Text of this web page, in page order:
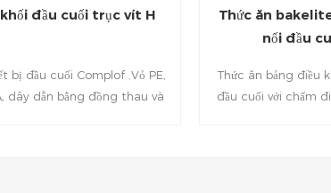
đầu cuối trục vít H
bị đầu cuối Complof .Vỏ PE,
dây dẫn bằng đồng thau và
Thức ăn
nối đầu
Thức ăn bảng điều
đầu cuối với chấm